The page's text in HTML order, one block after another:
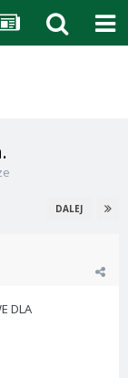
DALEJ
DLA